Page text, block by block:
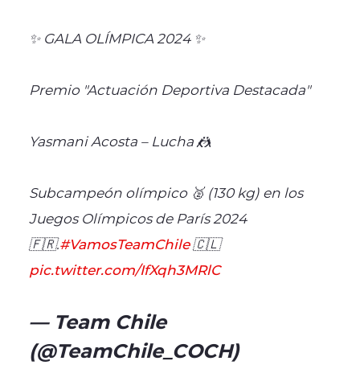
✨ GALA OLÍMPICA 2024 ✨
Premio "Actuación Deportiva Destacada"
Yasmani Acosta – Lucha 🤼
Subcampeón olímpico 🥈 (130 kg) en los
Juegos Olímpicos de París 2024
🇫🇷.#VamosTeamChile🇨🇱
pic.twitter.com/IfXqh3MRlC
— Team Chile
(@TeamChile_COCH)